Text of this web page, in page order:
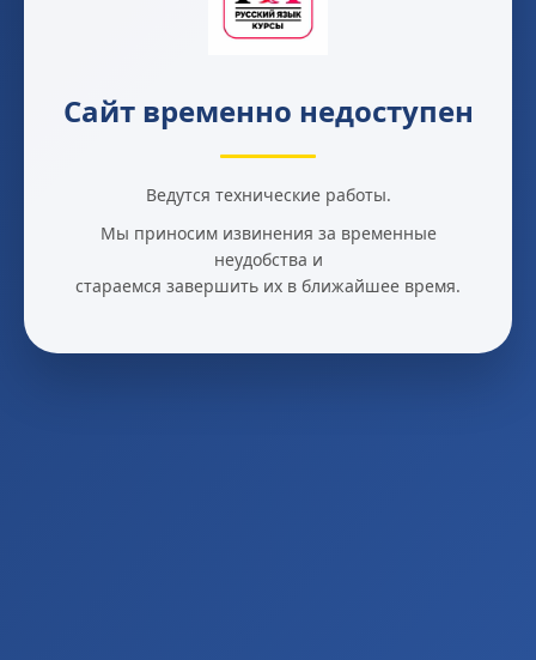
Сайт временно недоступен
Ведутся технические работы.
Мы приносим извинения за временные
неудобства и
стараемся завершить их в ближайшее время.